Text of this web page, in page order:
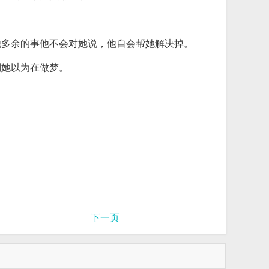
余的事他不会对她说，他自会帮她解决掉。
以为在做梦。
下一页